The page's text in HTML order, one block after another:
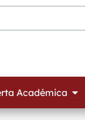
Académica